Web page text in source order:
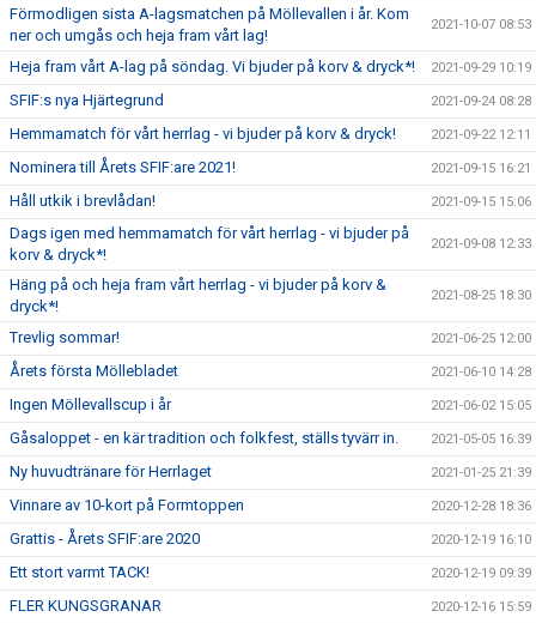
Förmodligen sista A-lagsmatchen på Möllevallen i år. Kom
ner och umgås och heja fram vårt lag!
2021-10-07 08:53
Heja fram vårt A-lag på söndag. Vi bjuder på korv & dryck*! 2021-09-29 10:19
SFIF:s nya Hjärtegrund 2021-09-24 08:28
Hemmamatch för vårt herrlag - vi bjuder på korv & dryck! 2021-09-22 12:11
Nominera till Årets SFIF:are 2021! 2021-09-15 16:21
Håll utkik i brevlådan! 2021-09-15 15:06
Dags igen med hemmamatch för vårt herrlag - vi bjuder på
korv & dryck*!
2021-09-08 12:33
Häng på och heja fram vårt herrlag - vi bjuder på korv &
dryck*!
2021-08-25 18:30
Trevlig sommar! 2021-06-25 12:00
Årets första Möllebladet 2021-06-10 14:28
Ingen Möllevallscup i år 2021-06-02 15:05
Gåsaloppet - en kär tradition och folkfest, ställs tyvärr in. 2021-05-05 16:39
Ny huvudtränare för Herrlaget 2021-01-25 21:39
Vinnare av 10-kort på Formtoppen 2020-12-28 18:36
Grattis - Årets SFIF:are 2020 2020-12-19 16:10
Ett stort varmt TACK! 2020-12-19 09:39
FLER KUNGSGRANAR 2020-12-16 15:59